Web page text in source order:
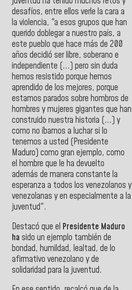
desafíos, entre ellos verle la cara a
la violencia, "a esos grupos que han
querido doblegar a nuestro país, a
este pueblo que hace más de 200
años decidió ser libre, soberano e
independiente (...) pero sin duda
hemos resistido porque hemos
aprendido de los mejores, porque
estamos parados sobre hombros de
hombres y mujeres gigantes que han
construido nuestra historia (...) y
como no íbamos a luchar si lo
tenemos a usted (Presidente
Maduro) como gran ejemplo, como
el hombre que le ha devuelto
además de manera constante la
esperanza a todos los venezolanos y
venezolanas y en especialmente a la
juventud".
Destacó que el Presidente Maduro
ha sido un ejemplo también de
bondad, humildad, lealtad, de lo
afirmativo venezolano y de
solidaridad para la juventud.